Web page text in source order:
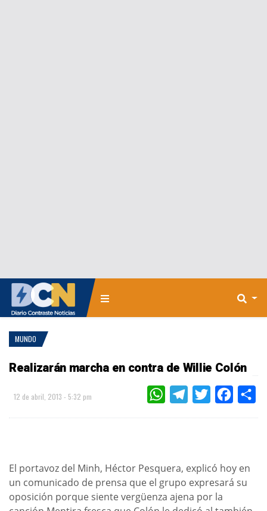
MUNDO
Realizarán marcha en contra de Willie Colón
12 de abril, 2013 - 5:32 pm WHATSAPPTELEGRAMTWITTER
El portavoz del Minh, Héctor Pesquera, explicó hoy en
un comunicado de prensa que el grupo expresará su
oposición porque siente vergüenza ajena por la